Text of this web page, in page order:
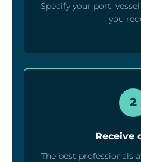
Specify your port,
you
2
Receive
The best professionals